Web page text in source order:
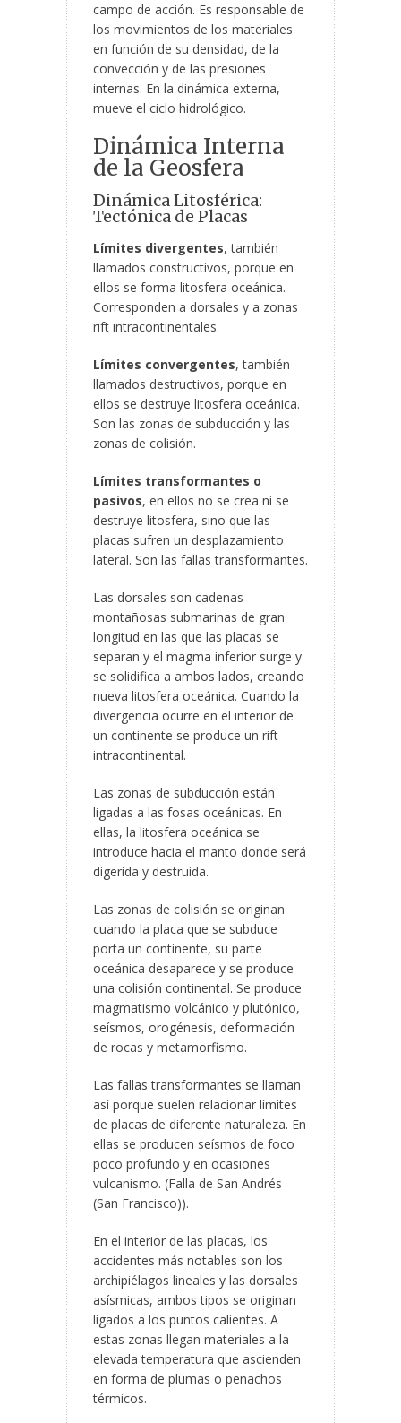
campo de acción. Es responsable de
los movimientos de los materiales
en función de su densidad, de la
convección y de las presiones
internas. En la dinámica externa,
mueve el ciclo hidrológico.
Dinámica Interna
de la Geosfera
Dinámica Litosférica:
Tectónica de Placas
Límites divergentes, también
llamados constructivos, porque en
ellos se forma litosfera oceánica.
Corresponden a dorsales y a zonas
rift intracontinentales.
Límites convergentes, también
llamados destructivos, porque en
ellos se destruye litosfera oceánica.
Son las zonas de subducción y las
zonas de colisión.
Límites transformantes o
pasivos, en ellos no se crea ni se
destruye litosfera, sino que las
placas sufren un desplazamiento
lateral. Son las fallas transformantes.
Las dorsales son cadenas
montañosas submarinas de gran
longitud en las que las placas se
separan y el magma inferior surge y
se solidifica a ambos lados, creando
nueva litosfera oceánica. Cuando la
divergencia ocurre en el interior de
un continente se produce un rift
intracontinental.
Las zonas de subducción están
ligadas a las fosas oceánicas. En
ellas, la litosfera oceánica se
introduce hacia el manto donde será
digerida y destruida.
Las zonas de colisión se originan
cuando la placa que se subduce
porta un continente, su parte
oceánica desaparece y se produce
una colisión continental. Se produce
magmatismo volcánico y plutónico,
seísmos, orogénesis, deformación
de rocas y metamorfismo.
Las fallas transformantes se llaman
así porque suelen relacionar límites
de placas de diferente naturaleza. En
ellas se producen seísmos de foco
poco profundo y en ocasiones
vulcanismo. (Falla de San Andrés
(San Francisco)).
En el interior de las placas, los
accidentes más notables son los
archipiélagos lineales y las dorsales
asísmicas, ambos tipos se originan
ligados a los puntos calientes. A
estas zonas llegan materiales a la
elevada temperatura que ascienden
en forma de plumas o penachos
térmicos.